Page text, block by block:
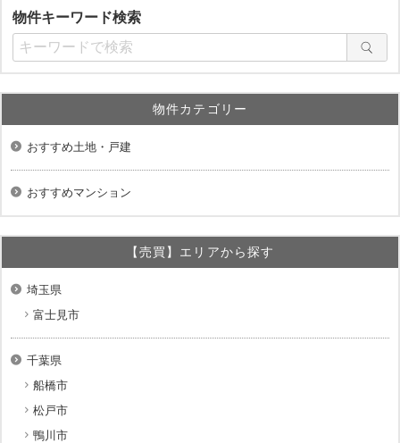
物件キーワード検索
物件カテゴリー
おすすめ土地・戸建
おすすめマンション
【売買】エリアから探す
埼玉県
富士見市
千葉県
船橋市
松戸市
鴨川市